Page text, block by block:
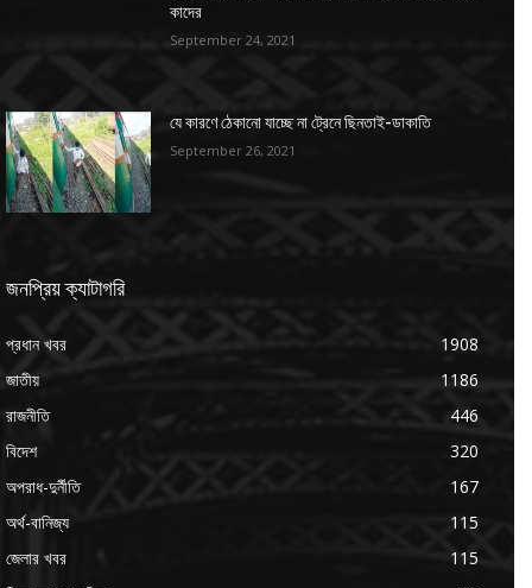
কাদের
September 24, 2021
যে কারণে ঠেকানো যাচ্ছে না ট্রেনে ছিনতাই-ডাকাতি
September 26, 2021
জনপ্রিয় ক্যাটাগরি
প্রধান খবর
1908
জাতীয়
1186
রাজনীতি
446
বিদেশ
320
অপরাধ-দুর্নীতি
167
অর্থ-বানিজ্য
115
জেলার খবর
115